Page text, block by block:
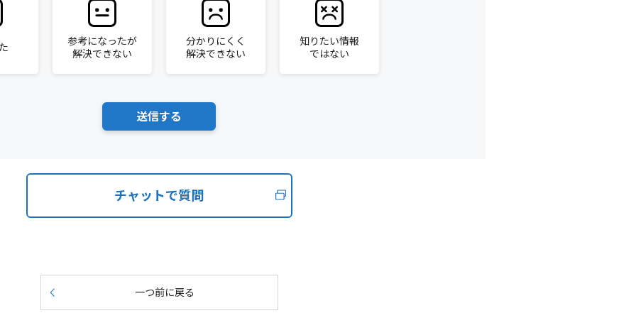
参考になったが
解決できない
分かりにくく
解決できない
知りたい情報
ではない
チャットで質問
一つ前に戻る